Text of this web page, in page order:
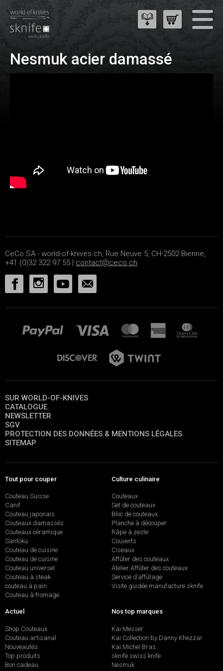
Nesmuk acier damassé
CeCo SA - world-of-knives.ch, Rue Neuve 5, CH-2502 Bienne,
+41 (0)32 322 97 55 | contact@ceco.ch
SUR WORLD-OF-KNIVES
CATALOGUE
NEWSLETTER
SGV
PROTECTION DES DONNÉES & MENTIONS LÉGALES
SITEMAP
Tout pour couper
Couteau Suisse
Canif
Couteau japonais
Couteaux damassés
Couteaux céramique
Santoku
Couteau de cuisine
Couteau de cuisine
Couteau universel
Couteau à steak
couteau à pain
Couteau à fromage
Culture culinaire
Couteaux
Set de couteaux
Bloc de couteaux
Planche à découper
Râpe à zeste
Couverts
Ciseaux
Affûter des couteaux
Atelier Affûter des couteaux
Service d’affûtage
Visite guidée manufacture sknife
Actuel
Shop Couteaux
Couteau artisanal
Nouveautés
Top produits
Bon cadeau
Nos top marques
Kai Messer
Kai Collection by Danny Khezzar
Kai Michel Bras
sknife swiss knife
Nesmuk